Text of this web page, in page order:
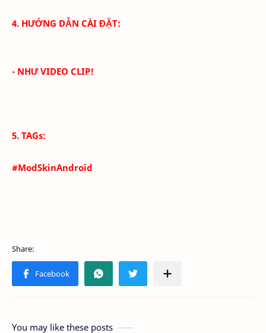
4. HƯỚNG DẪN CÀI ĐẶT:
- NHƯ VIDEO CLIP!
5. TAGs:
#ModSkinAndroid
You may like these posts